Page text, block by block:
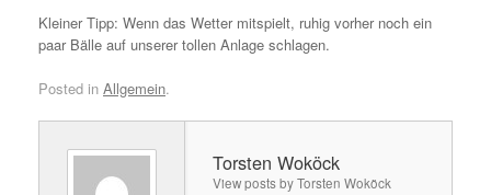
Kleiner Tipp: Wenn das Wetter mitspielt, ruhig vorher noch ein
paar Bälle auf unserer tollen Anlage schlagen.
Posted in Allgemein.
Torsten Woköck
View posts by Torsten Woköck